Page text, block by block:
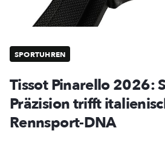
SPORTUHREN
Tissot Pinarello 2026:
Präzision trifft
Rennsport-DNA